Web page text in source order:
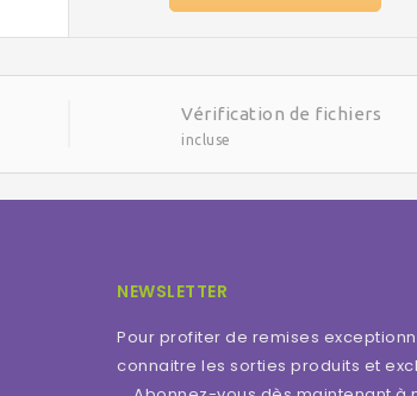
Vérification de fichiers
incluse
NEWSLETTER
Pour profiter de remises
connaitre les sorties produits et